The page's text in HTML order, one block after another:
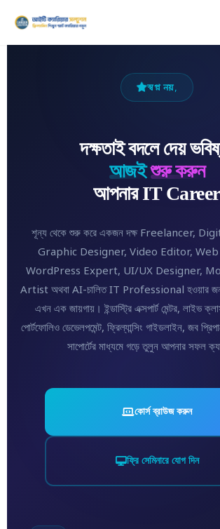
স্বপ্ন নয়,
দক্ষতাই বদলে দেয়
আজই শুরু করুন
আপনার IT Career
শূন্য থেকে শুরু করে একজন দক্ষ Freelancer,
Graphic Designer, Video Editor,
WordPress Expert, UI/UX Designer,
Artist অথবা AI-চালিত IT Professional হওয়ার
এখন এক জায়গায়। ইন্ডাস্ট্রি এক্সপার্ট মেন্টর, লাইভ
পোর্টফোলিও ডেভেলপমেন্ট, ফ্রিল্যান্সিং গাইডলাইন, জব
সাপোর্টের মাধ্যমে গড়ে তুলুন আপনার সফল
কোর্স ব্রাউজ করুন
ফ্রি সেমিনারে যোগ দিন